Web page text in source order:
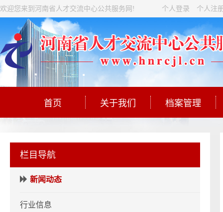
欢迎您来到河南省人才交流中心公共服务网! 个人登录 个人注
首页 关于我们 档案管理
栏目导航
新闻动态
行业信息